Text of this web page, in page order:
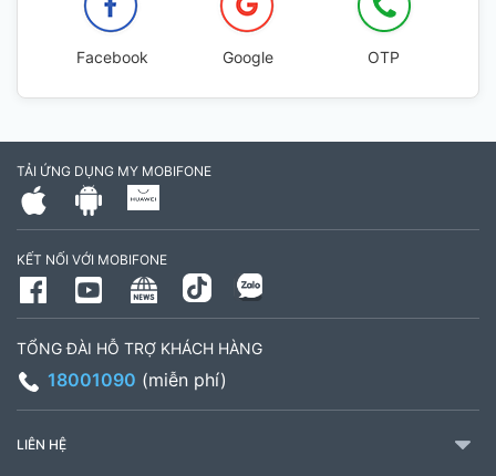
Facebook Google OTP
TẢI ỨNG DỤNG MY MOBIFONE
KẾT NỐI VỚI MOBIFONE
TỔNG ĐÀI HỖ TRỢ KHÁCH HÀNG
18001090 (miễn phí)
LIÊN HỆ